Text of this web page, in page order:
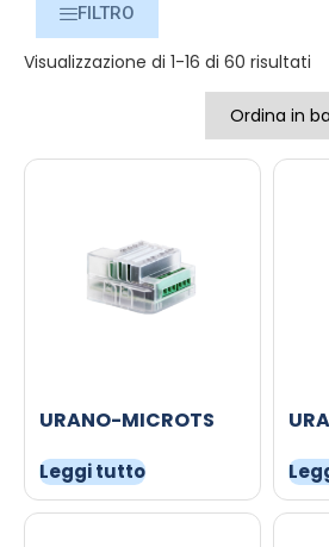
FILTRO
Visualizzazione di 1-16 di 60 risultati
URANO-MICROTS
Leggi tutto